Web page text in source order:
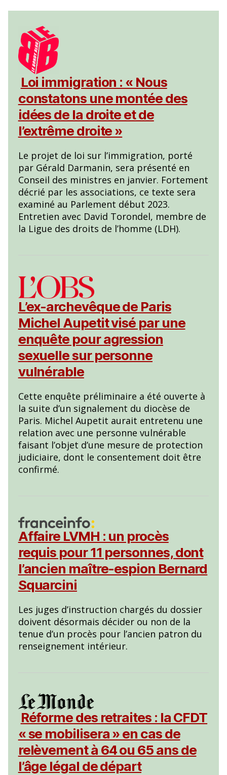
Loi immigration : « Nous
constatons une montée des
idées de la droite et de
l’extrême droite »
Le projet de loi sur l’immigration, porté
par Gérald Darmanin, sera présenté en
Conseil des ministres en janvier. Fortement
décrié par les associations, ce texte sera
examiné au Parlement début 2023.
Entretien avec David Torondel, membre de
la Ligue des droits de l’homme (LDH).
L’ex-archevêque de Paris
Michel Aupetit visé par une
enquête pour agression
sexuelle sur personne
vulnérable
Cette enquête préliminaire a été ouverte à
la suite d’un signalement du diocèse de
Paris. Michel Aupetit aurait entretenu une
relation avec une personne vulnérable
faisant l’objet d’une mesure de protection
judiciaire, dont le consentement doit être
confirmé.
Affaire LVMH : un procès
requis pour 11 personnes, dont
l’ancien maître-espion Bernard
Squarcini
Les juges d’instruction chargés du dossier
doivent désormais décider ou non de la
tenue d’un procès pour l’ancien patron du
renseignement intérieur.
Réforme des retraites : la CFDT
« se mobilisera » en cas de
relèvement à 64 ou 65 ans de
l’âge légal de départ